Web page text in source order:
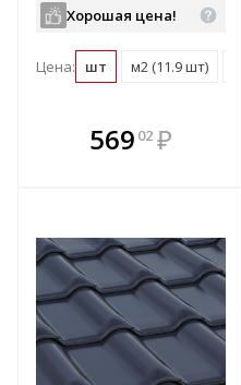
Хорошая цена!
Цена: шт м2 (11.9 шт)
569 02 ₽
В комплекте
всегда выгоднее!